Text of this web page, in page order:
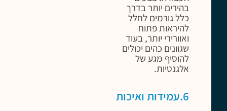
בהירים יותר בדרך
כלל גורמים לחלל
להיראות פתוח
ואוורירי יותר, בעוד
שגוונים כהים יכולים
להוסיף מגע של
אלגנטיות.
6.עמידות ואיכות